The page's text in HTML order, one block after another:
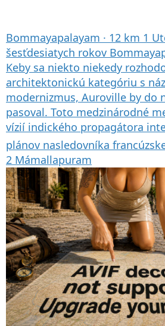
Bommayapalayam · 12 km 1
šesťdesiatych rokov
Keby sa niekto niekedy
architektonickú kategóriu s
modernizmus, Auroville by do
pasoval. Toto medzinárodné
vízií indického propagátora
plánov nasledovníka
2 Mámallapuram